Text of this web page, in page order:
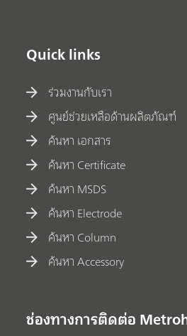
Quick links
ร่วมงานกับเรา
ศูนย์ช่วยเหลือด้านผลิตภัณฑ์
ค้นหา เอกสาร
ค้นหา Certificate
ค้นหา MSDS
ค้นหา Electrode
ค้นหา Column
ค้นหา Accessory
ช่องทางการติดต่อ